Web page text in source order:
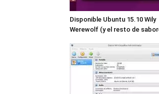
Disponible Ubuntu 15.10 Wily
Werewolf (y el resto de